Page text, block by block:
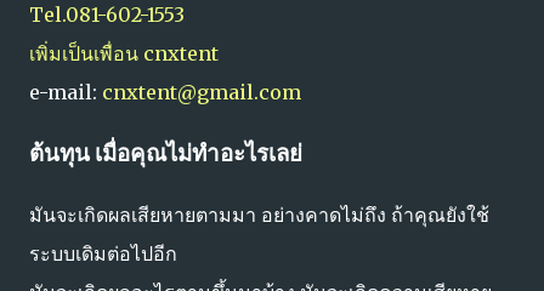
Tel.081-602-1553
เพิ่มเป็นเพื่อน cnxtent
e-mail: cnxtent@gmail.com
ต้นทุน เมื่อคุณไม่ทำอะไรเลย่
มันจะเกิดผลเสียหายตามมา อย่างคาดไม่ถึง ถ้าคุณยังใช้
ระบบเดิมต่อไปอีก